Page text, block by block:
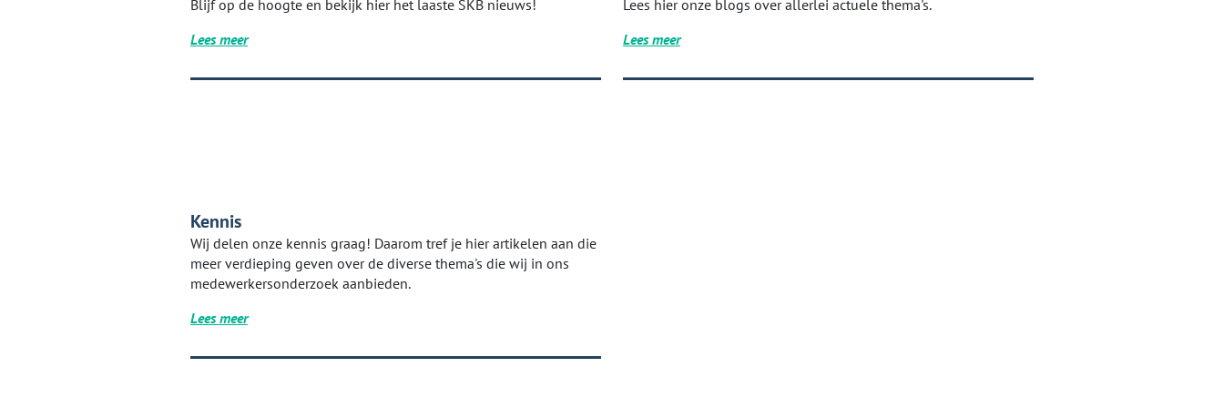
Blijf op de hoogte en bekijk hier het laaste SKB nieuws!
Lees meer
Lees hier onze blogs over allerlei actuele thema's.
Lees meer
Kennis
Wij delen onze kennis graag! Daarom tref je hier artikelen aan die
meer verdieping geven over de diverse thema's die wij in ons
medewerkersonderzoek aanbieden.
Lees meer